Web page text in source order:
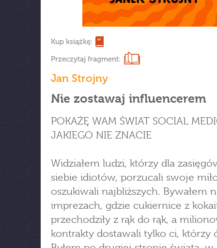
Kup książkę:
Przeczytaj fragment:
Jan Strojny
Nie zostawaj influencerem
POKAŻĘ WAM ŚWIAT SOCIAL
JAKIEGO NIE ZNACIE
Widziałem ludzi, którzy dla
siebie idiotów, porzucali swoje
oszukiwali najbliższych. Bywałem
imprezach, gdzie cukiernice z
przechodziły z rąk do rąk, a
kontrakty dostawali tylko ci, którzy